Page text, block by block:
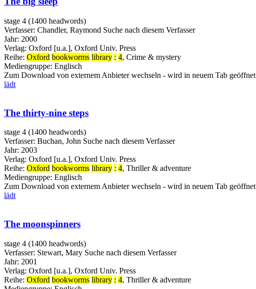
stage 4 (1400 headwords)
Verfasser: Chandler, Raymond Suche nach diesem Verfasser
Jahr: 2000
Verlag: Oxford [u.a.], Oxford Univ. Press
Reihe: Oxford bookworms library : 4, Crime & mystery
Mediengruppe: Englisch
Zum Download von externem Anbieter wechseln - wird in neuem Tab geöffnet
lädt
The thirty-nine steps
stage 4 (1400 headwords)
Verfasser: Buchan, John Suche nach diesem Verfasser
Jahr: 2003
Verlag: Oxford [u.a.], Oxford Univ. Press
Reihe: Oxford bookworms library : 4, Thriller & adventure
Mediengruppe: Englisch
Zum Download von externem Anbieter wechseln - wird in neuem Tab geöffnet
lädt
The moonspinners
stage 4 (1400 headwords)
Verfasser: Stewart, Mary Suche nach diesem Verfasser
Jahr: 2001
Verlag: Oxford [u.a.], Oxford Univ. Press
Reihe: Oxford bookworms library : 4, Thriller & adventure